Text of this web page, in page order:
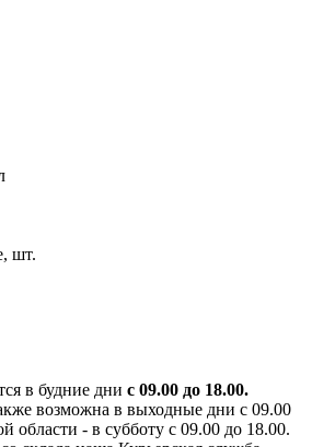
шт.
в будние дни с 09.00 до 18.00.
возможна в выходные дни с 09.00
области - в субботу с 09.00 до 18.00.